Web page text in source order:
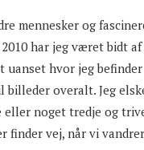
mennesker og
har jeg været bidt
hvor jeg befinder
overalt. Jeg
noget tredje og
finder vej, når vi